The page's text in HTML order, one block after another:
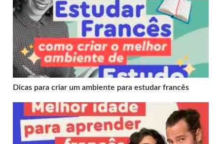
Dicas para criar um ambiente para estudar francês
Dicas para criar um ambiente para estudar francês
Descubra qual é a melhor idade para aprender francês